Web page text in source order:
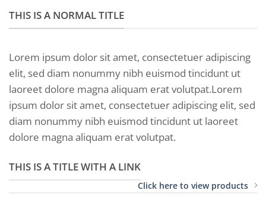
THIS IS A NORMAL TITLE
Lorem ipsum dolor sit amet, consectetuer adipiscing
elit, sed diam nonummy nibh euismod tincidunt ut
laoreet dolore magna aliquam erat volutpat.Lorem
ipsum dolor sit amet, consectetuer adipiscing elit, sed
diam nonummy nibh euismod tincidunt ut laoreet
dolore magna aliquam erat volutpat.
THIS IS A TITLE WITH A LINK
Click here to view products